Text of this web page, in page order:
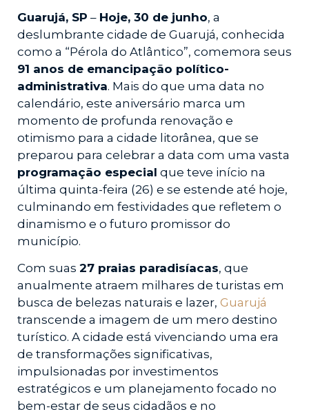
Guarujá, SP – Hoje, 30 de junho, a
deslumbrante cidade de Guarujá, conhecida
como a “Pérola do Atlântico”, comemora seus
91 anos de emancipação político-
administrativa. Mais do que uma data no
calendário, este aniversário marca um
momento de profunda renovação e
otimismo para a cidade litorânea, que se
preparou para celebrar a data com uma vasta
programação especial que teve início na
última quinta-feira (26) e se estende até hoje,
culminando em festividades que refletem o
dinamismo e o futuro promissor do
município.
Com suas 27 praias paradisíacas, que
anualmente atraem milhares de turistas em
busca de belezas naturais e lazer, Guarujá
transcende a imagem de um mero destino
turístico. A cidade está vivenciando uma era
de transformações significativas,
impulsionadas por investimentos
estratégicos e um planejamento focado no
bem-estar de seus cidadãos e no